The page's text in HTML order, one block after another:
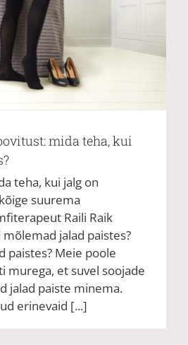
mida teha, kui
teha, kui jalg on
suurema
Raili Raik
mõlemad jalad paistes?
paistes? Meie poole
murega, et suvel soojade
jalad paiste minema.
erinevaid [...]